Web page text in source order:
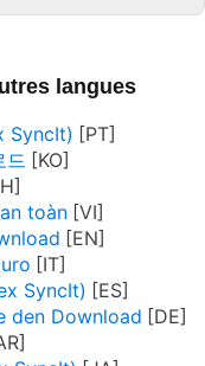
langues
SyncIt)
드
toàn
SyncIt)
den Download